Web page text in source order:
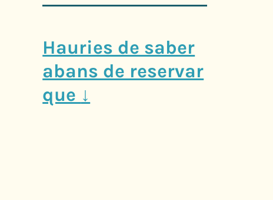
Hauries de saber
abans de reservar
que ↓